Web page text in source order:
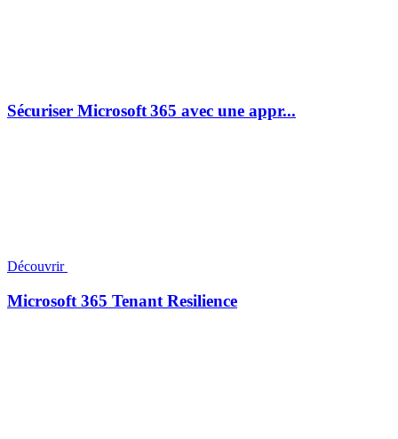
Sécuriser Microsoft 365 avec une appr...
Découvrir
Microsoft 365 Tenant Resilience